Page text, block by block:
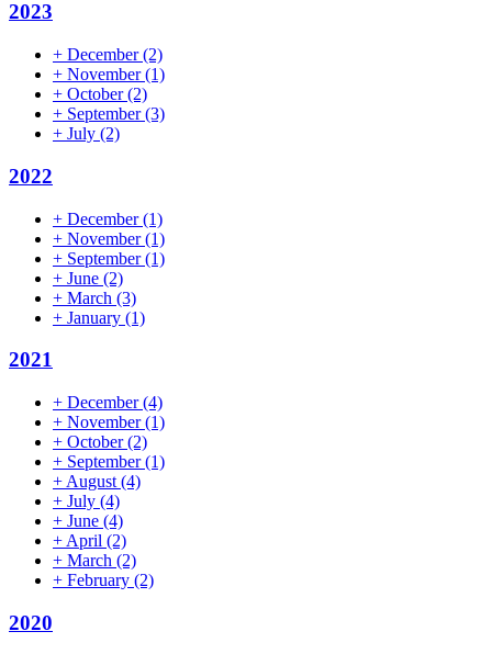
2023
+ December(2)
+ November(1)
+ October(2)
+ September(3)
+ July (2)
2022
+ December(1)
+ November(1)
+ September(1)
+ June (2)
+ March (3)
+ January (1)
2021
+ December(4)
+ November(1)
+ October(2)
+ September(1)
+ August (4)
+ July (4)
+ June (4)
+ April (2)
+ March (2)
+ February (2)
2020